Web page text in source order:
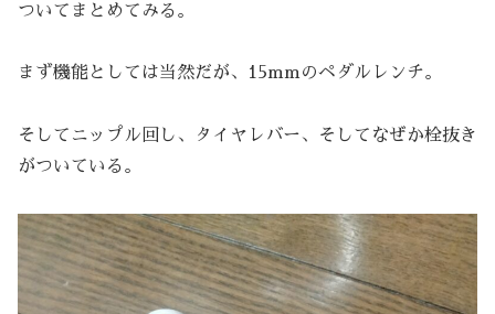
ついてまとめてみる。
まず機能としては当然だが、15mmのペダルレンチ。
そしてニップル回し、タイヤレバー、そしてなぜか栓抜き
がついている。